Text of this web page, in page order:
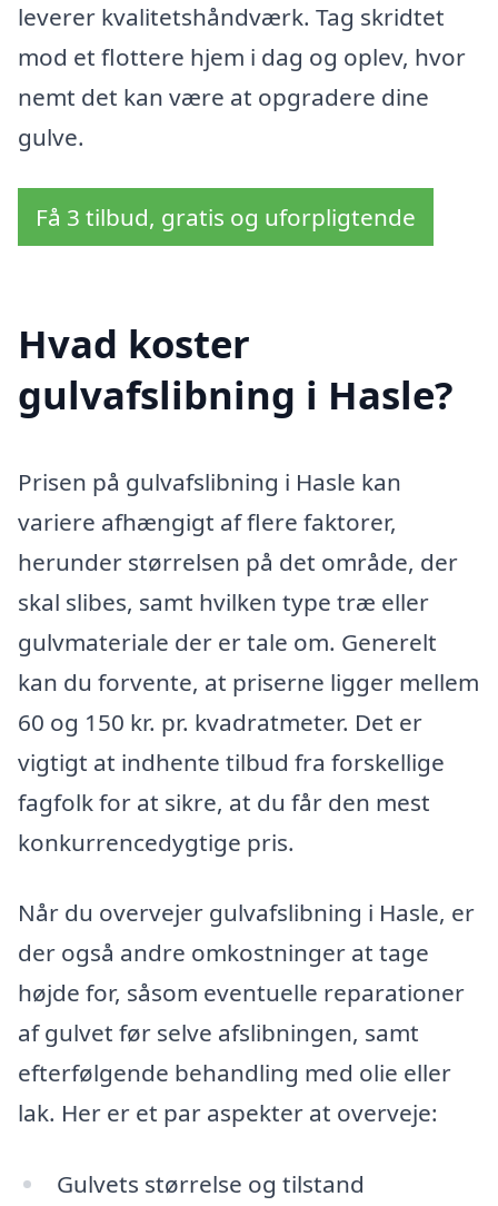
leverer kvalitetshåndværk. Tag skridtet
mod et flottere hjem i dag og oplev, hvor
nemt det kan være at opgradere dine
gulve.
Få 3 tilbud, gratis og uforpligtende
Hvad koster
gulvafslibning i Hasle?
Prisen på gulvafslibning i Hasle kan
variere afhængigt af flere faktorer,
herunder størrelsen på det område, der
skal slibes, samt hvilken type træ eller
gulvmateriale der er tale om. Generelt
kan du forvente, at priserne ligger mellem
60 og 150 kr. pr. kvadratmeter. Det er
vigtigt at indhente tilbud fra forskellige
fagfolk for at sikre, at du får den mest
konkurrencedygtige pris.
Når du overvejer gulvafslibning i Hasle, er
der også andre omkostninger at tage
højde for, såsom eventuelle reparationer
af gulvet før selve afslibningen, samt
efterfølgende behandling med olie eller
lak. Her er et par aspekter at overveje:
Gulvets størrelse og tilstand